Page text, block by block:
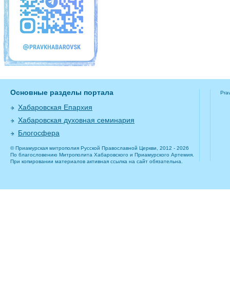
Основные разделы портала
Хабаровская Епархия
Хабаровская духовная семинария
Блогосфера
© Приамурская митрополия Русской Православной Церкви, 2012 - 2026
По благословению Митрополита Хабаровского и Приамурского Артемия.
При копировании материалов активная ссылка на сайт обязательна.